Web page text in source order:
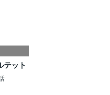
テット